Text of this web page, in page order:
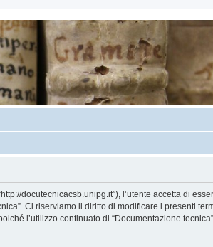
docutecnicacsb.unipg.it”), l’utente accetta di
Ci riserviamo il diritto di modificare i presenti
l’utilizzo continuato di “Documentazione